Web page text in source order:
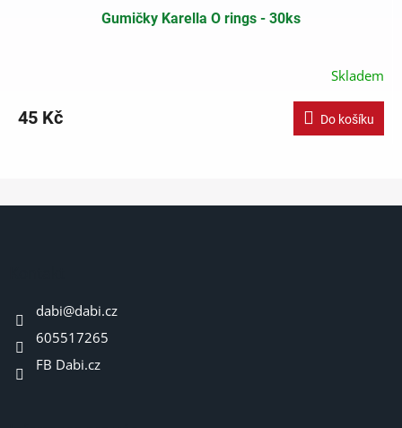
Gumičky Karella O rings - 30ks
Skladem
45 Kč Do košíku
dabi@dabi.cz
605517265
FB Dabi.cz